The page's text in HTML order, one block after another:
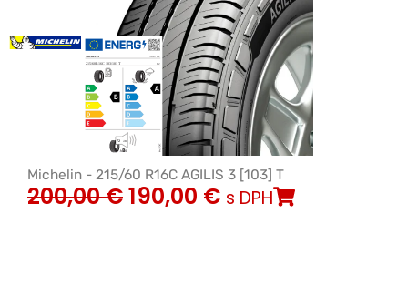
Michelin - 215/60 R16C AGILIS 3 [103] T
200,00€190,00 € s DPH